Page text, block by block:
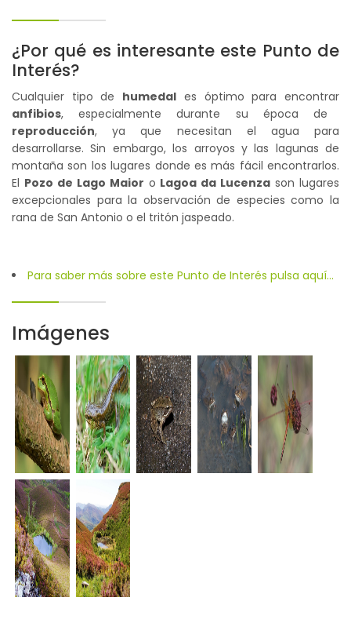
¿Por qué es interesante este Punto de
Interés?
Cualquier tipo de humedal es óptimo para encontrar
anfibios, especialmente durante su época de
reproducción, ya que necesitan el agua para
desarrollarse. Sin embargo, los arroyos y las lagunas de
montaña son los lugares donde es más fácil encontrarlos.
El Pozo de Lago Maior o Lagoa da Lucenzason lugares
excepcionales para la observación de especies como la
rana de San Antonio o el tritón jaspeado.
Para saber más sobre este Punto de Interés pulsa aquí...
Imágenes